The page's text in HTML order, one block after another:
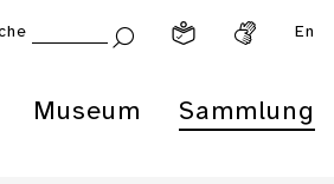
En
Museum Sammlung